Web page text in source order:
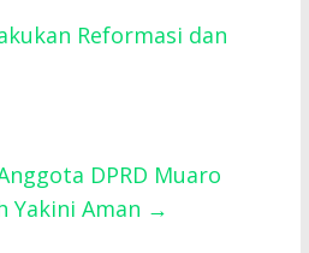
Reformasi dan
DPRD Muaro
Yakini Aman →